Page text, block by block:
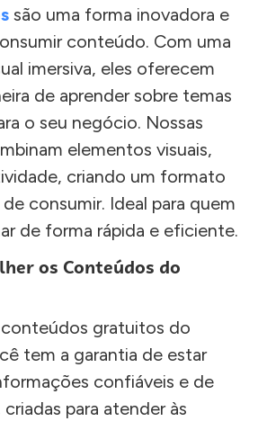
são uma forma inovadora e
conteúdo. Com uma
imersiva, eles oferecem
de aprender sobre temas
o seu negócio. Nossas
elementos visuais,
criando um formato
consumir. Ideal para quem
de forma rápida e eficiente.
os Conteúdos do
gratuitos do
tem a garantia de estar
confiáveis e de
para atender às